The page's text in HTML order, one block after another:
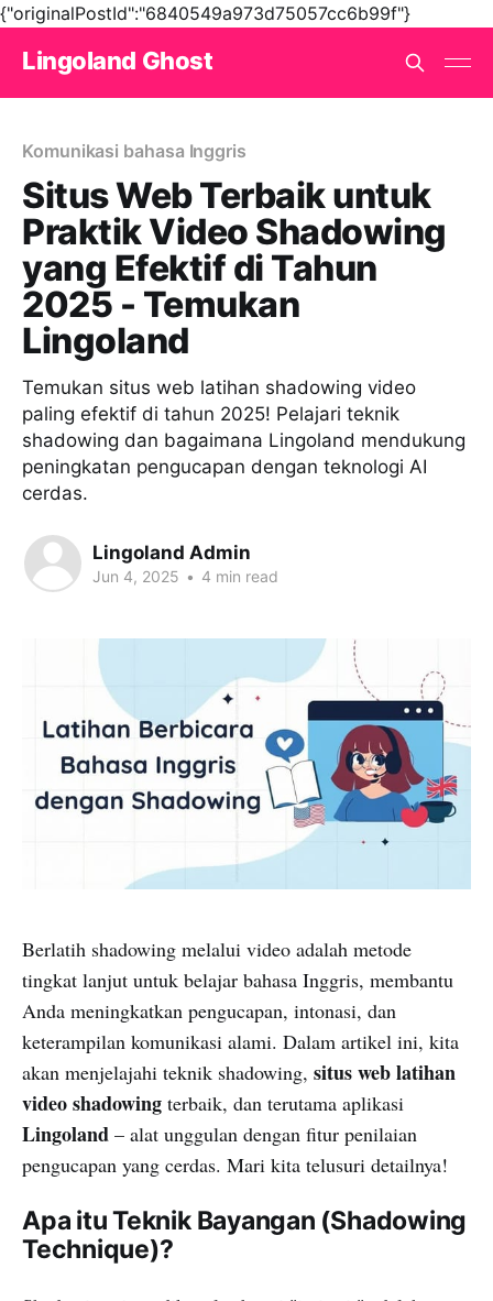
{"originalPostId":"6840549a973d75057cc6b99f"}
Lingoland Ghost
Komunikasi bahasa Inggris
Situs Web Terbaik untuk
Praktik Video Shadowing
yang Efektif di Tahun
2025 - Temukan
Lingoland
Temukan situs web latihan shadowing video
paling efektif di tahun 2025! Pelajari teknik
shadowing dan bagaimana Lingoland mendukung
peningkatan pengucapan dengan teknologi AI
cerdas.
Lingoland Admin
Jun 4, 2025 • 4 min read
Berlatih shadowing melalui video adalah metode
tingkat lanjut untuk belajar bahasa Inggris, membantu
Anda meningkatkan pengucapan, intonasi, dan
keterampilan komunikasi alami. Dalam artikel ini, kita
akan menjelajahi teknik shadowing, situs web latihan
video shadowing terbaik, dan terutama aplikasi
Lingoland – alat unggulan dengan fitur penilaian
pengucapan yang cerdas. Mari kita telusuri detailnya!
Apa itu Teknik Bayangan (Shadowing
Technique)?